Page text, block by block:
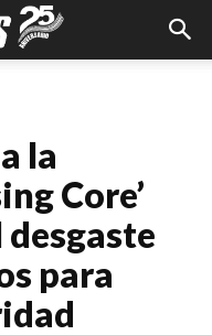
la
Core’
para